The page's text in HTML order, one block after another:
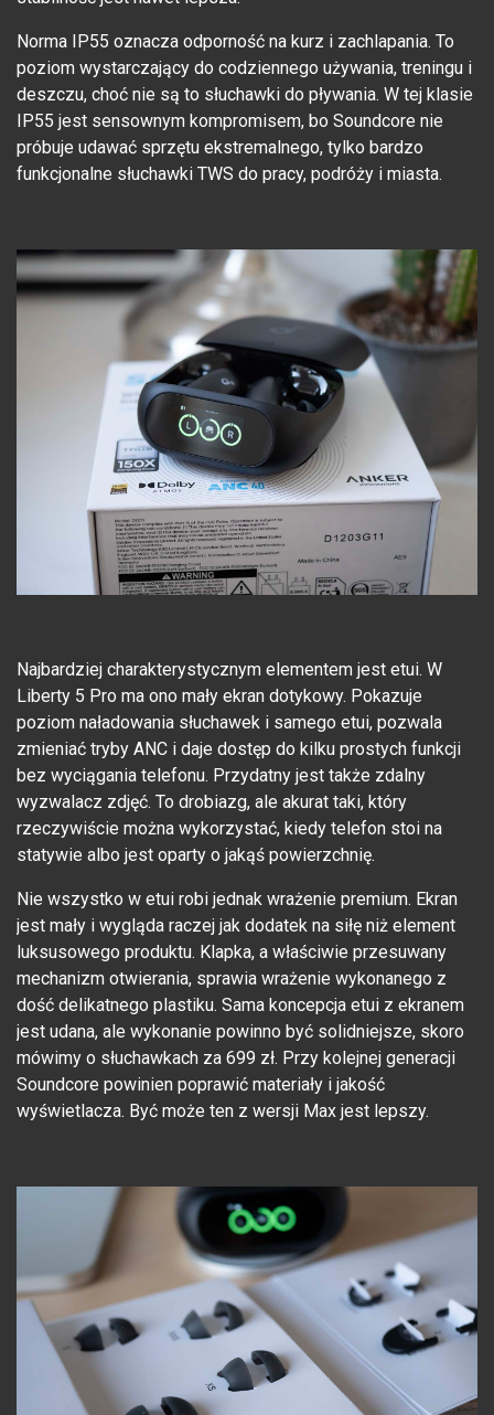
Norma IP55 oznacza odporność na kurz i zachlapania. To
poziom wystarczający do codziennego używania, treningu i
deszczu, choć nie są to słuchawki do pływania. W tej klasie
IP55 jest sensownym kompromisem, bo Soundcore nie
próbuje udawać sprzętu ekstremalnego, tylko bardzo
funkcjonalne słuchawki TWS do pracy, podróży i miasta.
Najbardziej charakterystycznym elementem jest etui. W
Liberty 5 Pro ma ono mały ekran dotykowy. Pokazuje
poziom naładowania słuchawek i samego etui, pozwala
zmieniać tryby ANC i daje dostęp do kilku prostych funkcji
bez wyciągania telefonu. Przydatny jest także zdalny
wyzwalacz zdjęć. To drobiazg, ale akurat taki, który
rzeczywiście można wykorzystać, kiedy telefon stoi na
statywie albo jest oparty o jakąś powierzchnię.
Nie wszystko w etui robi jednak wrażenie premium. Ekran
jest mały i wygląda raczej jak dodatek na siłę niż element
luksusowego produktu. Klapka, a właściwie przesuwany
mechanizm otwierania, sprawia wrażenie wykonanego z
dość delikatnego plastiku. Sama koncepcja etui z ekranem
jest udana, ale wykonanie powinno być solidniejsze, skoro
mówimy o słuchawkach za 699 zł. Przy kolejnej generacji
Soundcore powinien poprawić materiały i jakość
wyświetlacza. Być może ten z wersji Max jest lepszy.